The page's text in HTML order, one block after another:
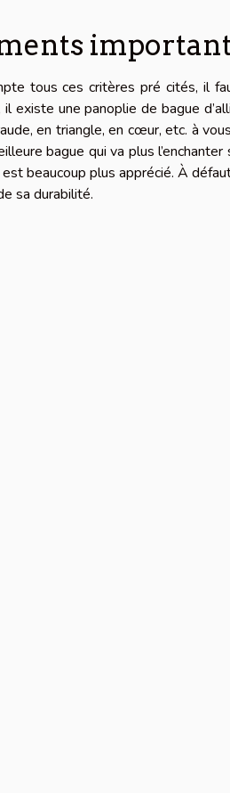
tous ces critères pré cités, il
existe une panoplie de bague
en triangle, en cœur, etc. à
bague qui va plus
beaucoup plus apprécié. À
sa durabilité.